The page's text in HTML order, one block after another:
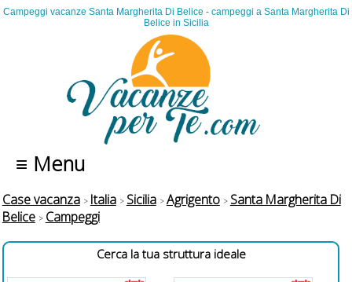
Campeggi vacanze Santa Margherita Di Belice - campeggi a Santa Margherita Di
Belice in Sicilia
≡ Menu
Case vacanza Italia Sicilia Agrigento
Santa Margherita Di
Belice
Campeggi
Cerca la tua struttura ideale